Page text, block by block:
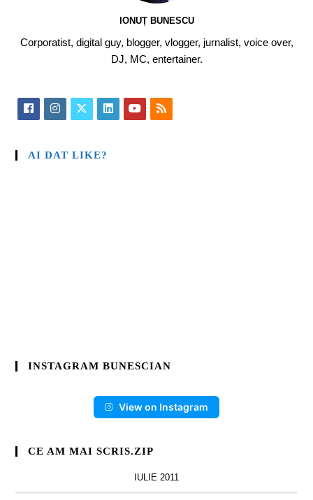
IONUȚ BUNESCU
Corporatist, digital guy, blogger, vlogger, jurnalist, voice over,
DJ, MC, entertainer.
AI DAT LIKE?
INSTAGRAM BUNESCIAN
View on Instagram
CE AM MAI SCRIS.ZIP
IULIE 2011